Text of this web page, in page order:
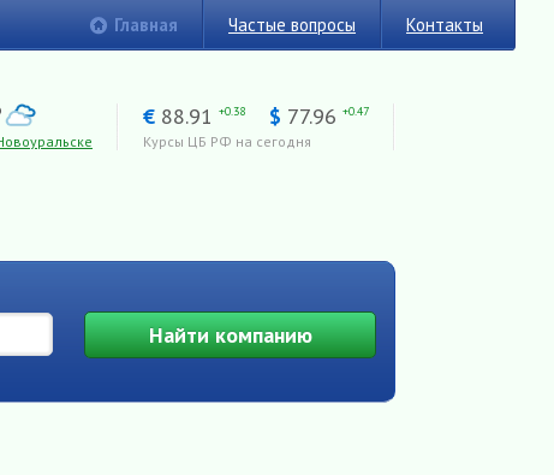
Главная Частые вопросы Контакты
€ 88.91 +0.38 $ 77.96 +0.47
Курсы ЦБ РФ на сегодня
Найтикомпанию